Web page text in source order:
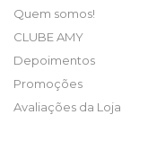
Quem somos!
CLUBE AMY
Depoimentos
Promoções
Avaliações da Loja